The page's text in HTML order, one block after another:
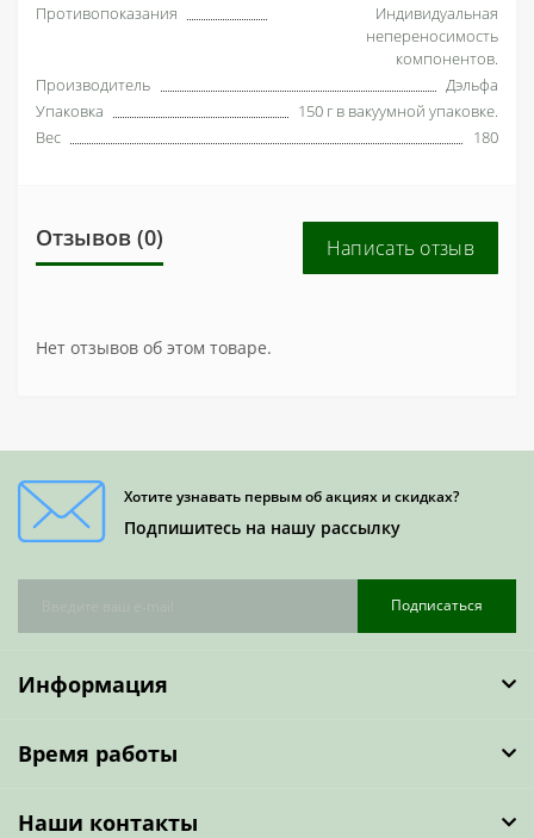
Противопоказания
Индивидуальная
непереносимость
компонентов.
Производитель
Дэльфа
Упаковка
150 г в вакуумной упаковке.
Вес
180
Отзывов (0) Написать отзыв
Нет отзывов об этом товаре.
Хотите узнавать первым об акциях и скидках?
Подпишитесь на нашу рассылку
Подписаться
Информация
Время работы
Наши контакты